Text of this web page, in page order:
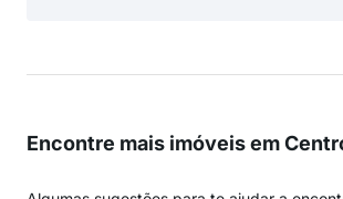
Encontre mais imóveis em